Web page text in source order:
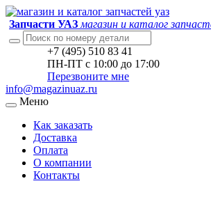
Запчасти УАЗ магазин и каталог
+7 (495) 510 83 41
ПН-ПТ с 10:00 до 17:00
Перезвоните мне
info@magazinuaz.ru
Меню
Как заказать
Доставка
Оплата
О компании
Контакты